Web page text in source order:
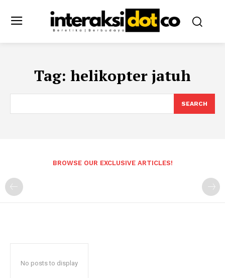
Tag: helikopter jatuh
SEARCH
BROWSE OUR EXCLUSIVE ARTICLES!
No posts to display